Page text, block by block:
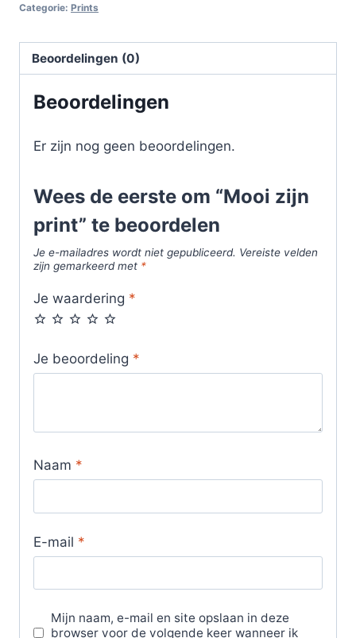
aantal
Categorie: Prints
Beoordelingen (0)
Beoordelingen
Er zijn nog geen beoordelingen.
Wees de eerste om “Mooi zijn
print” te beoordelen
Je e-mailadres wordt niet gepubliceerd. Vereiste velden
zijn gemarkeerd met *
Je waardering *
Je beoordeling *
Naam *
E-mail *
Mijn naam, e-mail en site opslaan in deze
browser voor de volgende keer wanneer ik